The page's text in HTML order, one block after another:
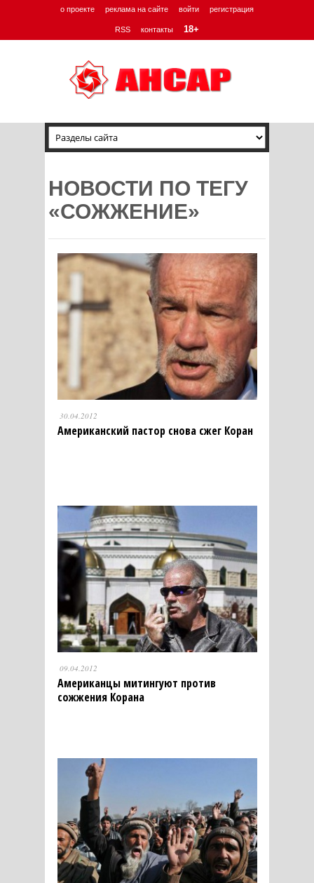
о проекте реклама на сайте войти регистрация
RSS контакты 18+
НОВОСТИ ПО ТЕГУ
«СОЖЖЕНИЕ»
30.04.2012
Американский пастор снова сжег Коран
09.04.2012
Американцы митингуют против
сожжения Корана